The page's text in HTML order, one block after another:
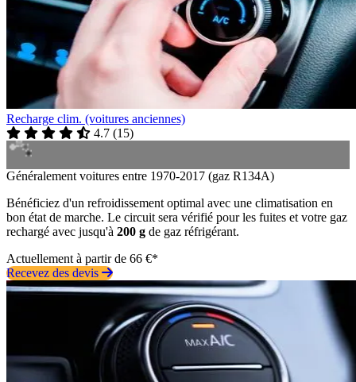
Recharge clim. (voitures anciennes)
4.7 (15)
Généralement voitures entre 1970-2017 (gaz R134A)
Bénéficiez d'un refroidissement optimal avec une climatisation en
bon état de marche. Le circuit sera vérifié pour les fuites et votre gaz
rechargé avec jusqu'à 200 g de gaz réfrigérant.
Actuellement à partir de 66 €*
Recevez des devis